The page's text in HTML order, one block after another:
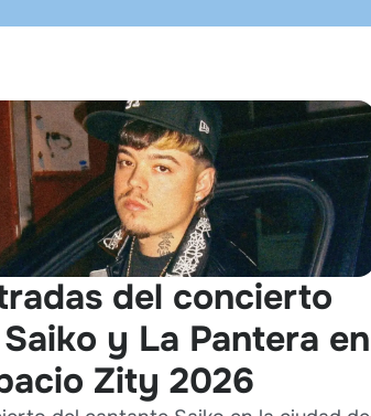
del concierto
y La Pantera en
Zity 2026